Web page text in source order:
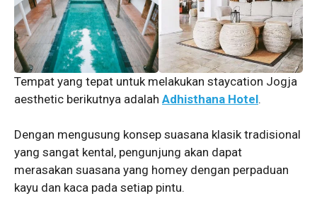
Tempat yang tepat untuk melakukan staycation Jogja
aesthetic berikutnya adalah Adhisthana Hotel.
Dengan mengusung konsep suasana klasik tradisional
yang sangat kental, pengunjung akan dapat
merasakan suasana yang homey dengan perpaduan
kayu dan kaca pada setiap pintu.